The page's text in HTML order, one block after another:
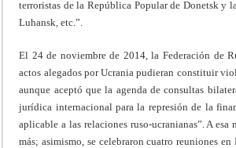
terroristas de la República Popular de Donetsk y
Luhansk, etc.”.
El 24 de noviembre de 2014, la Federación de
actos alegados por Ucrania pudieran constituir
aunque aceptó que la agenda de consultas
jurídica internacional para la represión de la
aplicable a las relaciones ruso-ucranianas”. A
más; asimismo, se celebraron cuatro reuniones